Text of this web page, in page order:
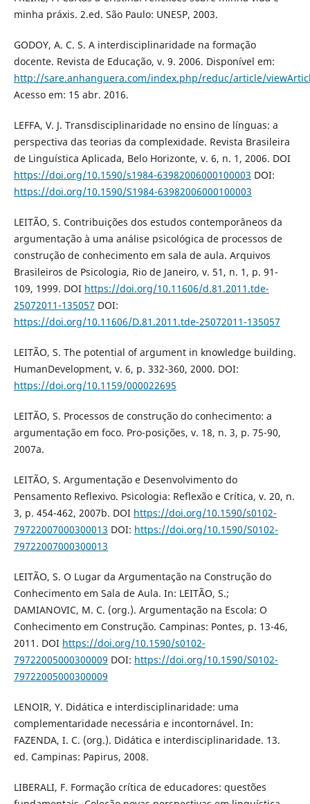
minha práxis. 2.ed. São Paulo: UNESP, 2003.
GODOY, A. C. S. A interdisciplinaridade na formação
docente. Revista de Educação, v. 9. 2006. Disponível em:
http://sare.anhanguera.com/index.php/reduc/article/
Acesso em: 15 abr. 2016.
LEFFA, V. J. Transdisciplinaridade no ensino de línguas: a
perspectiva das teorias da complexidade. Revista Brasileira
de Linguística Aplicada, Belo Horizonte, v. 6, n. 1, 2006. DOI
https://doi.org/10.1590/s1984-63982006000100003 DOI:
https://doi.org/10.1590/S1984-63982006000100003
LEITÃO, S. Contribuições dos estudos contemporâneos da
argumentação à uma análise psicológica de processos de
construção de conhecimento em sala de aula. Arquivos
Brasileiros de Psicologia, Rio de Janeiro, v. 51, n. 1, p. 91-
109, 1999. DOI https://doi.org/10.11606/d.81.2011.tde-
25072011-135057 DOI:
https://doi.org/10.11606/D.81.2011.tde-25072011-135057
LEITÃO, S. The potential of argument in knowledge building.
HumanDevelopment, v. 6, p. 332-360, 2000. DOI:
https://doi.org/10.1159/000022695
LEITÃO, S. Processos de construção do conhecimento: a
argumentação em foco. Pro-posições, v. 18, n. 3, p. 75-90,
2007a.
LEITÃO, S. Argumentação e Desenvolvimento do
Pensamento Reflexivo. Psicologia: Reflexão e Crítica, v. 20, n.
3, p. 454-462, 2007b. DOI https://doi.org/10.1590/s0102-
79722007000300013 DOI: https://doi.org/10.1590/S0102-
79722007000300013
LEITÃO, S. O Lugar da Argumentação na Construção do
Conhecimento em Sala de Aula. In: LEITÃO, S.;
DAMIANOVIC, M. C. (org.). Argumentação na Escola: O
Conhecimento em Construção. Campinas: Pontes, p. 13-46,
2011. DOI https://doi.org/10.1590/s0102-
79722005000300009 DOI: https://doi.org/10.1590/S0102-
79722005000300009
LENOIR, Y. Didática e interdisciplinaridade: uma
complementaridade necessária e incontornável. In:
FAZENDA, I. C. (org.). Didática e interdisciplinaridade. 13.
ed. Campinas: Papirus, 2008.
LIBERALI, F. Formação crítica de educadores: questões